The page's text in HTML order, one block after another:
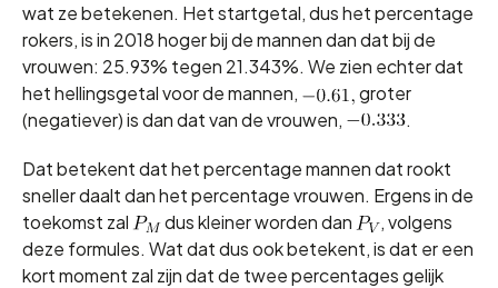
wat ze betekenen. Het startgetal, dus het percentage
rokers, is in 2018 hoger bij de mannen dan dat bij de
vrouwen: 25.93% tegen 21.343%. We zien echter dat
het hellingsgetal voor de mannen,
groter
(negatiever) is dan dat van de vrouwen,
.
Dat betekent dat het percentage mannen dat rookt
sneller daalt dan het percentage vrouwen. Ergens in de
toekomst zal
dus kleiner worden dan
, volgens
deze formules. Wat dat dus ook betekent, is dat er een
kort moment zal zijn dat de twee percentages gelijk